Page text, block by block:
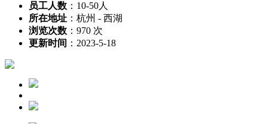
员工人数 ： 10-50人
所在地址 ： 杭州 - 西湖
浏览次数 ： 970 次
更新时间 ： 2023-5-18